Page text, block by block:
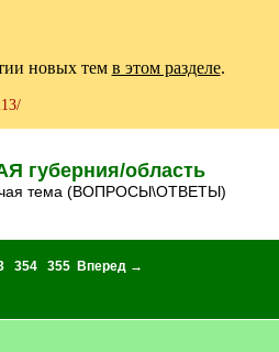
новых тем в этом разделе.
губерния/область
тема (ВОПРОСЫ\ОТВЕТЫ)
354 355
Вперед →